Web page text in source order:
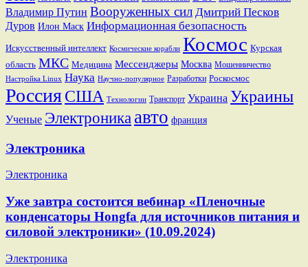
Владимир Путин Вооруженных сил Дмитрий Песков
Дуров Илон Маск Информационная безопасность
Искусственный интеллект Космические корабли Космос Курская
область МКС Медицина Мессенджеры Москва Мошенничество
Настройка Linux Наука Научно-популярное Разработки Роскосмос
РоссияСША Технологии Транспорт Украина Украины
Ученые Электроника авто франция
Электроника
Электроника
Уже завтра состоится вебинар «Пленочные
конденсаторы Hongfa для источников питания и
силовой электроники» (10.09.2024)
Электроника